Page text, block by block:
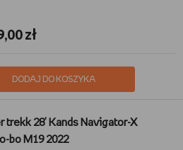
zł
DODAJ DO KOSZYKA
trekk 28' Kands Navigator-X
bo M19 2022